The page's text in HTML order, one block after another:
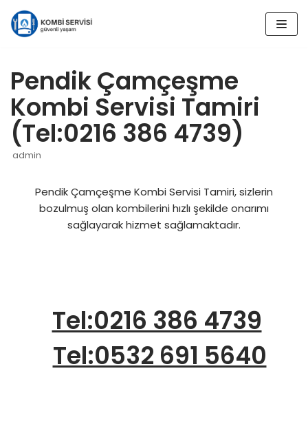
İçeriğe
geç
Pendik Çamçeşme
Kombi Servisi Tamiri
(Tel:0216 386 4739)
admin
Pendik Çamçeşme Kombi Servisi Tamiri, sizlerin
bozulmuş olan kombilerini hızlı şekilde onarımı
sağlayarak hizmet sağlamaktadır.
Tel:0216 386 4739
Tel:0532 691 5640